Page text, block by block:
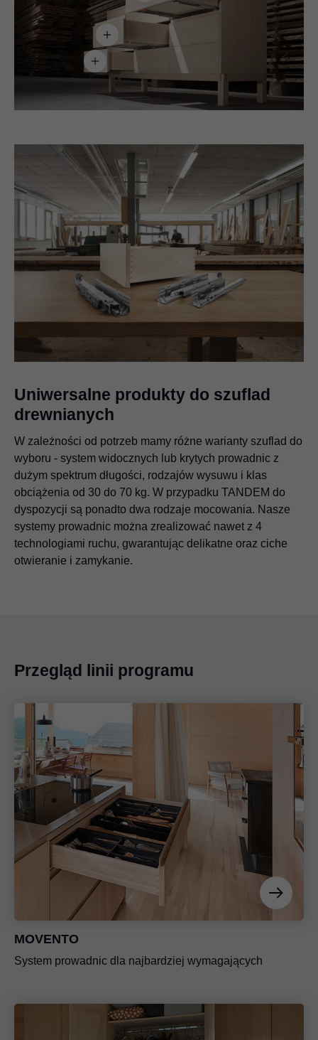
Uniwersalne produkty do szuflad
drewnianych
W zależności od potrzeb mamy różne warianty szuflad do
wyboru - system widocznych lub krytych prowadnic z
dużym spektrum długości, rodzajów wysuwu i klas
obciążenia od 30 do 70 kg. W przypadku TANDEM do
dyspozycji są ponadto dwa rodzaje mocowania. Nasze
systemy prowadnic można zrealizować nawet z 4
technologiami ruchu, gwarantując delikatne oraz ciche
otwieranie i zamykanie.
Przegląd linii programu
MOVENTO
System prowadnic dla najbardziej wymagających